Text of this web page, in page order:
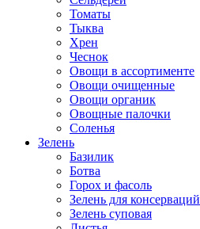
Томаты
Тыква
Хрен
Чеснок
Овощи в ассортименте
Овощи очищенные
Овощи органик
Овощные палочки
Соленья
Зелень
Базилик
Ботва
Горох и фасоль
Зелень для консерваций
Зелень суповая